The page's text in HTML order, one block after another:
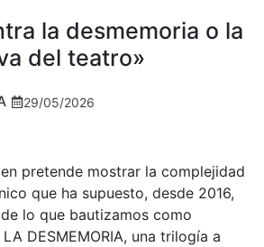
la desmemoria o la
del teatro»
29/05/2026
pretende mostrar la complejidad
que ha supuesto, desde 2016,
lo que bautizamos como
LA DESMEMORIA, una trilogía a